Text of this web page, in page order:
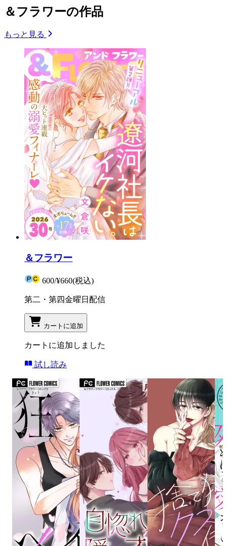
＆フラワーの作品
もっと見る
＆フラワー
600/¥660(税込)
第二・第四金曜日配信
カートに追加
カートに追加しました
試し読み